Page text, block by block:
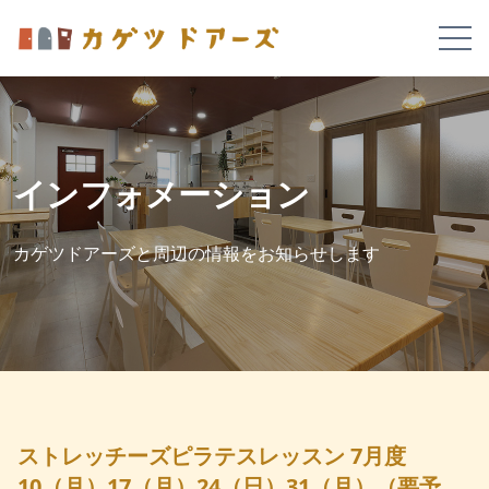
インフォメーション
カゲツドアーズと周辺の情報をお知らせします
ストレッチーズピラテスレッスン 7月度